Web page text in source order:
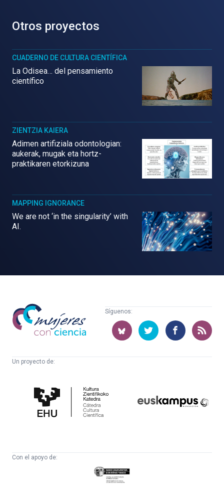
Otros proyectos
CUADERNO DE CULTURA CIENTÍFICA
La Odisea… del pensamiento
científico
ZIENTZIA KAIERA
Adimen artifiziala odontologian:
aukerak, mugak eta hortz-
praktikaren etorkizuna
MAPPING IGNORANCE
We are not ‘in the singularity’ with
AI.
Mujeres
con
ciencia
Síguenos:
Un proyecto de:
Cultura
Científica
Con el apoyo de:
Eusko
Jaurlaritza